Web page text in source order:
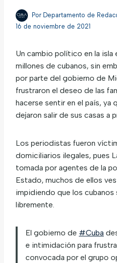
Por Departamento de
16 de noviembre de 2021
Un cambio político en la isla
millones de cubanos, sin
por parte del gobierno de
frustraron el deseo de las
hacerse sentir en el país, ya
dejaron salir de sus casas a
Los periodistas fueron
domiciliarios ilegales, pues
tomada por agentes de la
Estado, muchos de ellos
impidiendo que los cubanos
libremente.
El gobierno de #Cuba
e intimidación para
convocada por el grupo